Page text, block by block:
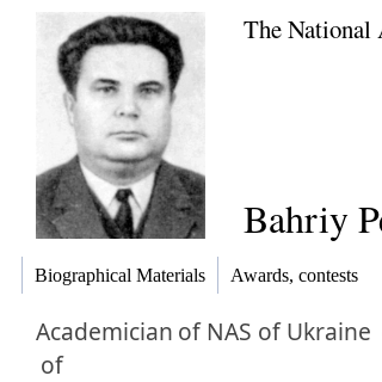
The National
Bahriy
Biographical Materials Awards, contests
Academician of NAS of Ukraine
of